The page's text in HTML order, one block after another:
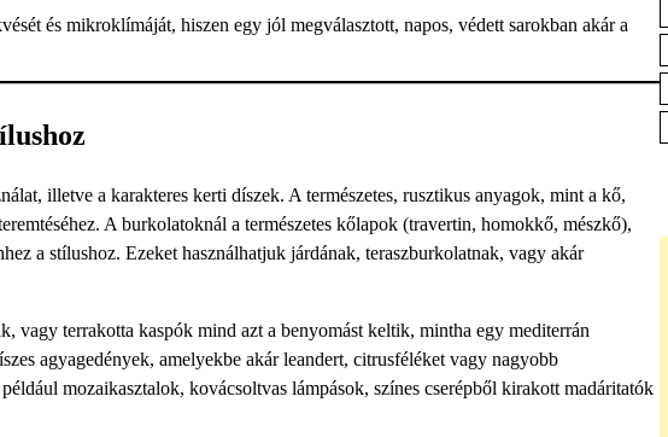
és mikroklímáját, hiszen egy jól megválasztott, napos, védett sarokban akár a
illetve a karakteres kerti díszek. A természetes, rusztikus anyagok, mint a kő,
A burkolatoknál a természetes kőlapok (travertin, homokkő, mészkő),
a stílushoz. Ezeket használhatjuk járdának, teraszburkolatnak, vagy akár
vagy terrakotta kaspók mind azt a benyomást keltik, mintha egy mediterrán
agyagedények, amelyekbe akár leandert, citrusféléket vagy nagyobb
mozaikasztalok, kovácsoltvas lámpások, színes cserépből kirakott madáritatók